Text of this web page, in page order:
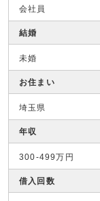
会社員
結婚
未婚
お住まい
埼玉県
年収
300-499万円
借入回数